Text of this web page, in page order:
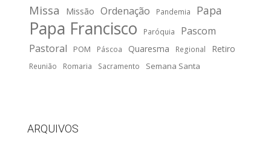
Missa Missão Ordenação Pandemia Papa
Papa Francisco Paróquia
Pascom
Pastoral
POM Páscoa Quaresma Regional Retiro
Reunião Romaria Sacramento Semana Santa
ARQUIVOS